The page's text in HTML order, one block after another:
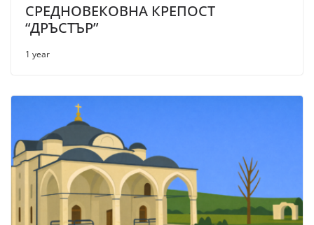
СРЕДНОВЕКОВНА КРЕПОСТ
“ДРЪСТЪР”
1 year